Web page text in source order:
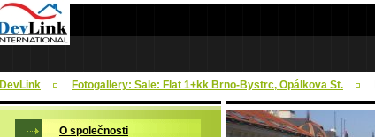
DevLink Fotogallery: Sale: Flat 1+kk Brno-Bystrc, Opálkova St.
O společnosti